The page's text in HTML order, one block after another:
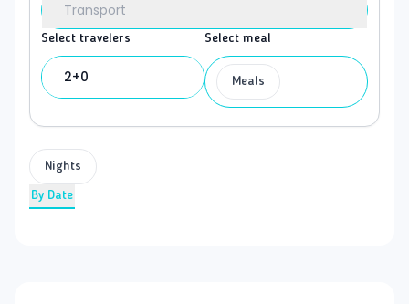
Transport
Select travelers
2+0
Select meal
Meals
Nights
By Date